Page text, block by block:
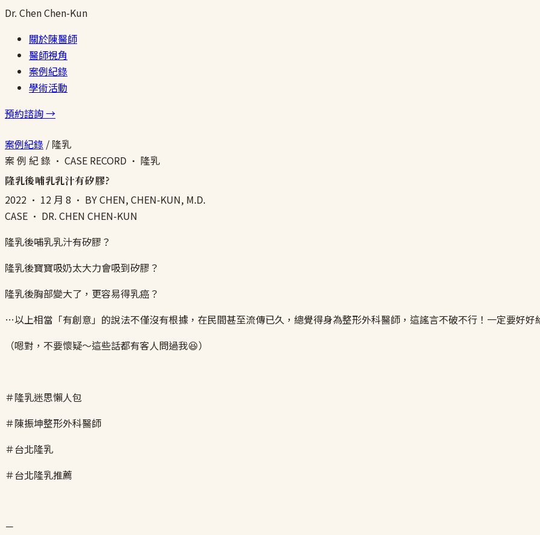
Dr. ChenChen-Kun
關於陳醫師
醫師視角
案例紀錄
學術活動
預約諮詢 →
案例紀錄 / 隆乳
案 例 紀 錄 · CASE RECORD · 隆乳
隆乳後哺乳乳汁有矽膠?
2022 · 12 月 8 · BY CHEN, CHEN-KUN, M.D.
CASE · DR. CHEN CHEN-KUN
隆乳後哺乳乳汁有矽膠？
隆乳後寶寶吸奶太大力會吸到矽膠？
隆乳後胸部變大了，更容易得乳癌？
…以上相當「有創意」的說法不僅沒有根據，在民間甚至流傳已久，總覺得身為整形外科醫師，這謠言不破不行！一定要好好
（嗯對，不要懷疑～這些話都有客人問過我😆）
＃隆乳迷思懶人包
＃陳振坤整形外科醫師
＃台北隆乳
＃台北隆乳推薦
－